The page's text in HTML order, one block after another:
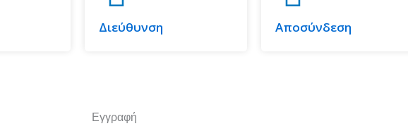
Διεύθυνση Αποσύνδεση
Εγγραφή